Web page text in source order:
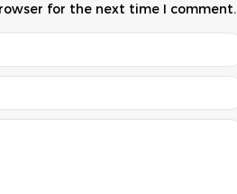
for the next time I comment.